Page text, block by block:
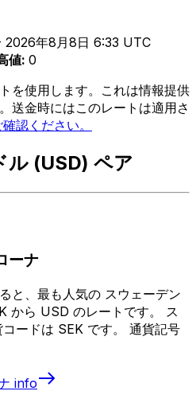
年8月8日 6:33 UTC
値: 0
を使用します。これは情報提供
送金時にはこのレートは適用さ
認ください。
ル (USD) ペア
ーナ
と、最も人気の スウェーデン
から USD のレートです。 ス
ードは SEK です。 通貨記号
info